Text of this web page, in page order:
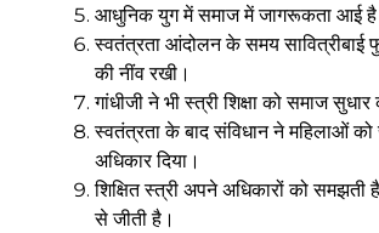
आधुनिक युग में समाज में जागरूकता आई
स्वतंत्रता आंदोलन के समय सावित्रीबाई
की नींव रखी।
गांधीजी ने भी स्त्री शिक्षा को समाज सुधार
स्वतंत्रता के बाद संविधान ने महिलाओं को
अधिकार दिया।
शिक्षित स्त्री अपने अधिकारों को
से जीती है।